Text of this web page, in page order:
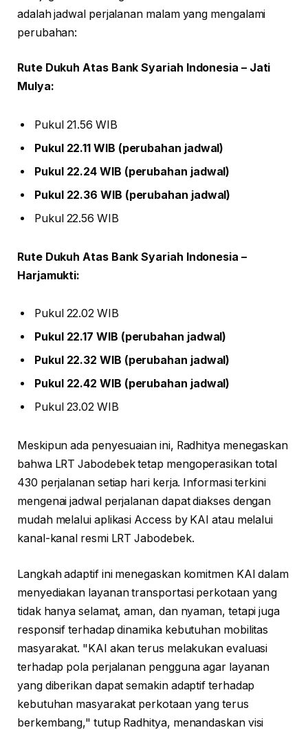
adalah jadwal perjalanan malam yang mengalami
perubahan:
Rute Dukuh Atas Bank Syariah Indonesia – Jati
Mulya:
Pukul 21.56 WIB
Pukul 22.11 WIB (perubahan jadwal)
Pukul 22.24 WIB (perubahan jadwal)
Pukul 22.36 WIB (perubahan jadwal)
Pukul 22.56 WIB
Rute Dukuh Atas Bank Syariah Indonesia –
Harjamukti:
Pukul 22.02 WIB
Pukul 22.17 WIB (perubahan jadwal)
Pukul 22.32 WIB (perubahan jadwal)
Pukul 22.42 WIB (perubahan jadwal)
Pukul 23.02 WIB
Meskipun ada penyesuaian ini, Radhitya menegaskan
bahwa LRT Jabodebek tetap mengoperasikan total
430 perjalanan setiap hari kerja. Informasi terkini
mengenai jadwal perjalanan dapat diakses dengan
mudah melalui aplikasi Access by KAI atau melalui
kanal-kanal resmi LRT Jabodebek.
Langkah adaptif ini menegaskan komitmen KAI dalam
menyediakan layanan transportasi perkotaan yang
tidak hanya selamat, aman, dan nyaman, tetapi juga
responsif terhadap dinamika kebutuhan mobilitas
masyarakat. "KAI akan terus melakukan evaluasi
terhadap pola perjalanan pengguna agar layanan
yang diberikan dapat semakin adaptif terhadap
kebutuhan masyarakat perkotaan yang terus
berkembang," tutup Radhitya, menandaskan visi